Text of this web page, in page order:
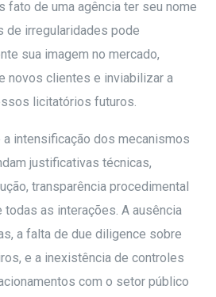
fato de uma agência ter seu nome
de irregularidades pode
sua imagem no mercado,
novos clientes e inviabilizar a
licitatórios futuros.
intensificação dos mecanismos
justificativas técnicas,
transparência procedimental
as interações. A ausência
a falta de due diligence sobre
e a inexistência de controles
com o setor público